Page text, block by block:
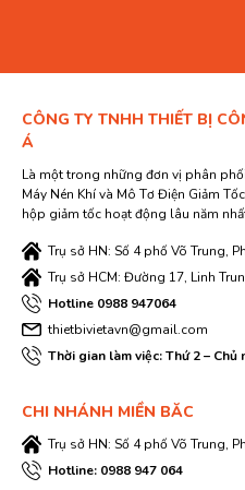
CÔNG TY TNHH THIẾT BỊ
Á
Là một trong những đơn vị phân
Máy Nén Khí và Mô Tơ Điện Giảm
hộp giảm tốc hoạt động lâu năm
Trụ sở HN: Số 4 phố Võ Trung,
Trụ sở HCM: Đường 17, Linh
Hotline 0988 947064
thietbivietavn@gmail.com
Thời gian làm việc: Thứ 2 – Chủ
CHI NHÁNH MIỀN BĂC
Trụ sở HN: Số 4 phố Võ Trung,
Hotline: 0988 947 064